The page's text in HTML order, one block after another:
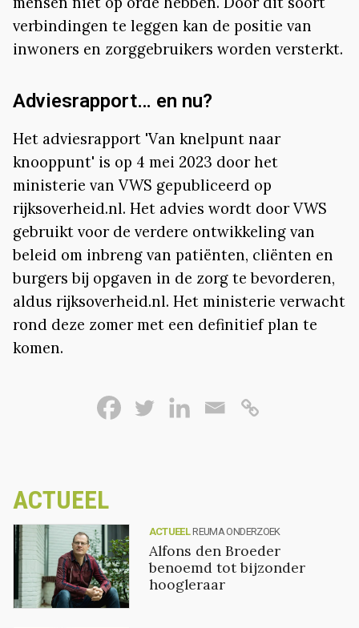
verbindingen te leggen kan de positie van
inwoners en zorggebruikers worden versterkt.
Adviesrapport… en nu?
Het adviesrapport 'Van knelpunt naar
knooppunt' is op 4 mei 2023 door het
ministerie van VWS gepubliceerd op
rijksoverheid.nl. Het advies wordt door VWS
gebruikt voor de verdere ontwikkeling van
beleid om inbreng van patiënten, cliënten en
burgers bij opgaven in de zorg te bevorderen,
aldus rijksoverheid.nl. Het ministerie verwacht
rond deze zomer met een definitief plan te
komen.
ACTUEEL
ACTUEEL REUMA ONDERZOEK
Alfons den Broeder
benoemd tot bijzonder
hoogleraar